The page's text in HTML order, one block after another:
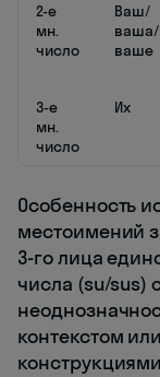
2-е
мн.
число
Ваш/
ваша/
ваше
3-е
мн.
число
Их
Особенность
местоимений
3-го лица
числа (su/sus)
контекстом